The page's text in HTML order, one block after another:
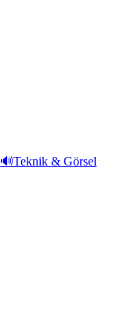
🔊Teknik & Görsel